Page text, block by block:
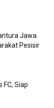
Jawa
Pesisir
FC, Siap